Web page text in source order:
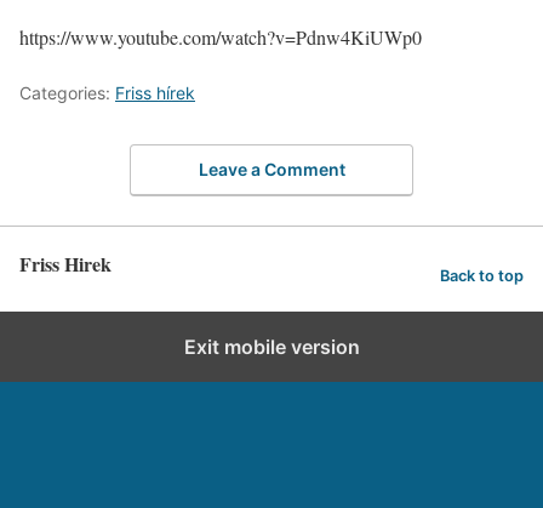
https://www.youtube.com/watch?v=Pdnw4KiUWp0
Categories: Friss hírek
Leave a Comment
Friss Hirek Back to top
Exit mobile version